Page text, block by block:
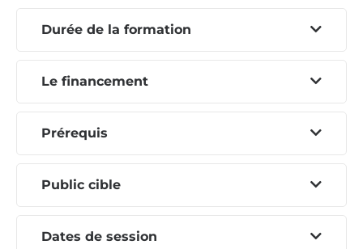
Durée de la formation
Le financement
Prérequis
Public cible
Dates de session